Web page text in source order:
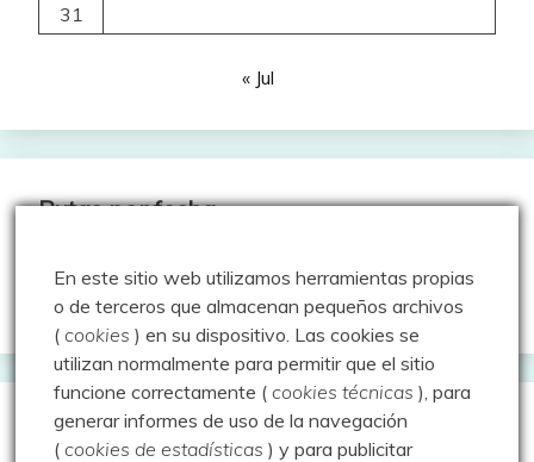
31
« Jul
Rutas por fecha
Rutas
por
fecha
Categorías
En este sitio web utilizamos herramientas propias
o de terceros que almacenan pequeños archivos
(cookies ) en su dispositivo. Las cookies se
utilizan normalmente para permitir que el sitio
funcione correctamente (cookies técnicas ), para
generar informes de uso de la navegación
(cookies de estadísticas ) y para publicitar